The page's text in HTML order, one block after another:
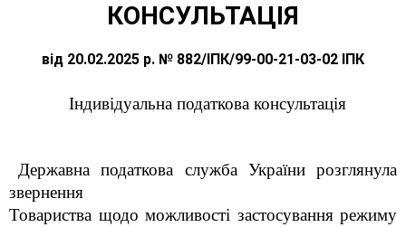
КОНСУЛЬТАЦІЯ
від 20.02.2025 р. № 882/ІПК/99-00-21-03-02 ІПК
Індивідуальна податкова консультація
Державна податкова служба України розглянула
звернення
Товариства щодо можливості застосування режиму